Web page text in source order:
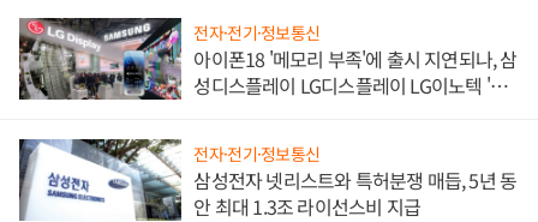
전자·전기·정보통신
아이폰18 '메모리 부족'에 출시 지연되나, 삼
성디스플레이 LG디스플레이 LG이노텍 '탈
전자·전기·정보통신
삼성전자 넷리스트와 특허분쟁 매듭, 5년 동
안 최대 1.3조 라이선스비 지급